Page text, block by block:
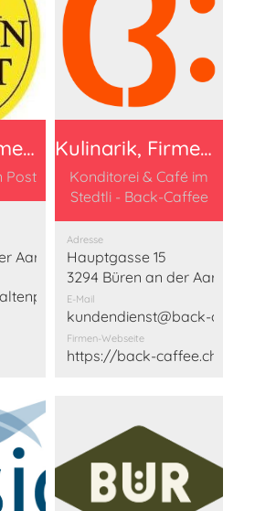
Kulinarik, Firmen Beitrag 150 Franken
Post
Aare
Kulinarik, Firmen Beitrag 150 Franken
Konditorei & Café im
Stedtli - Back-Caffee
Adresse
Hauptgasse 15
3294 Büren an der Aare
E-Mail
kundendienst@back-
Firmen-Webseite
https://back-caffee.ch/